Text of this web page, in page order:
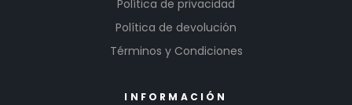
Política de privacidad
Política de devolución
Términos y Condiciones
INFORMACIÓN